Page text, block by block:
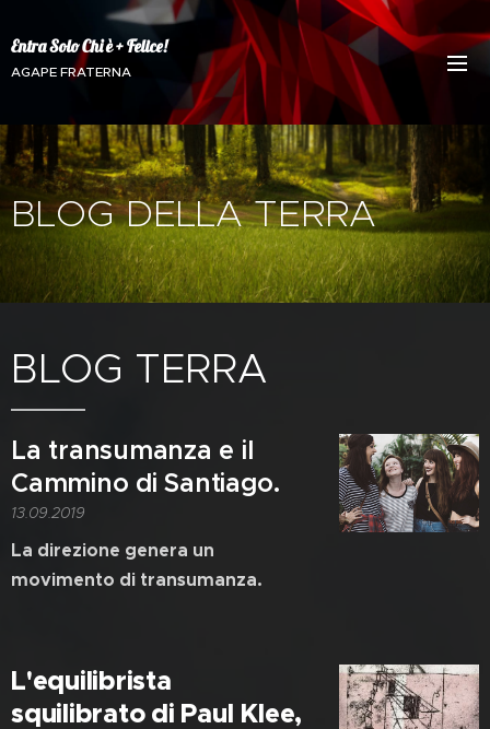
Entra Solo Chi è + Felice!
AGAPE FRATERNA
BLOG DELLA TERRA
BLOG TERRA
La transumanza e il
Cammino di Santiago.
13.09.2019
La direzione genera un
movimento di transumanza.
L'equilibrista
squilibrato di Paul Klee,